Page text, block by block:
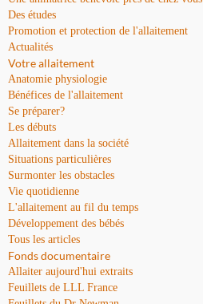
Des études
Promotion et protection de l'allaitement
Actualités
Votre allaitement
Anatomie physiologie
Bénéfices de l'allaitement
Se préparer?
Les débuts
Allaitement dans la société
Situations particulières
Surmonter les obstacles
Vie quotidienne
L'allaitement au fil du temps
Développement des bébés
Tous les articles
Fonds documentaire
Allaiter aujourd'hui extraits
Feuillets de LLL France